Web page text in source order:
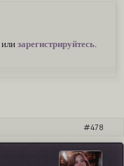
или зарегистрируйтесь.
478